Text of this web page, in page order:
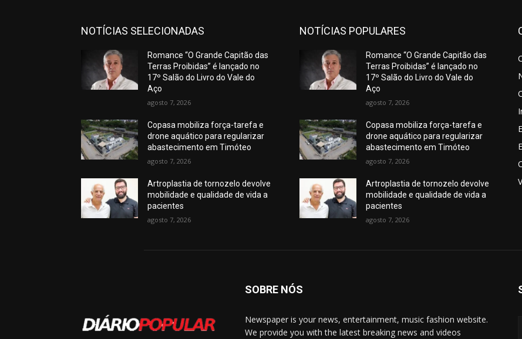
NOTÍCIAS SELECIONADAS
Romance “O Grande Capitão das
Terras Proibidas” é lançado no
17º Salão do Livro do Vale do
Aço
agosto 7, 2026
Copasa mobiliza força-tarefa e
drone aquático para regularizar
abastecimento em Timóteo
agosto 7, 2026
Artroplastia de tornozelo devolve
mobilidade e qualidade de vida a
pacientes
agosto 7, 2026
NOTÍCIAS POPULARES
Romance “O Grande Capitão das
Terras Proibidas” é lançado no
17º Salão do Livro do Vale do
Aço
agosto 7, 2026
Copasa mobiliza força-tarefa e
drone aquático para regularizar
abastecimento em Timóteo
agosto 7, 2026
Artroplastia de tornozelo devolve
mobilidade e qualidade de vida a
pacientes
agosto 7, 2026
SOBRE NÓS
Newspaper is your news, entertainment, music fashion website.
We provide you with the latest breaking news and videos